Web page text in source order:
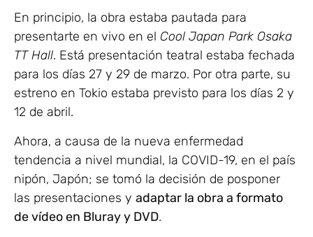
En principio, la obra estaba pautada para
presentarte en vivo en el Cool Japan Park Osaka
TT Hall. Está presentación teatral estaba fechada
para los días 27 y 29 de marzo. Por otra parte, su
estreno en Tokio estaba previsto para los días 2 y
12 de abril.
Ahora, a causa de la nueva enfermedad
tendencia a nivel mundial, la COVID-19, en el país
nipón, Japón; se tomó la decisión de posponer
las presentaciones y adaptar la obra a formato
de vídeo en Bluray y DVD.